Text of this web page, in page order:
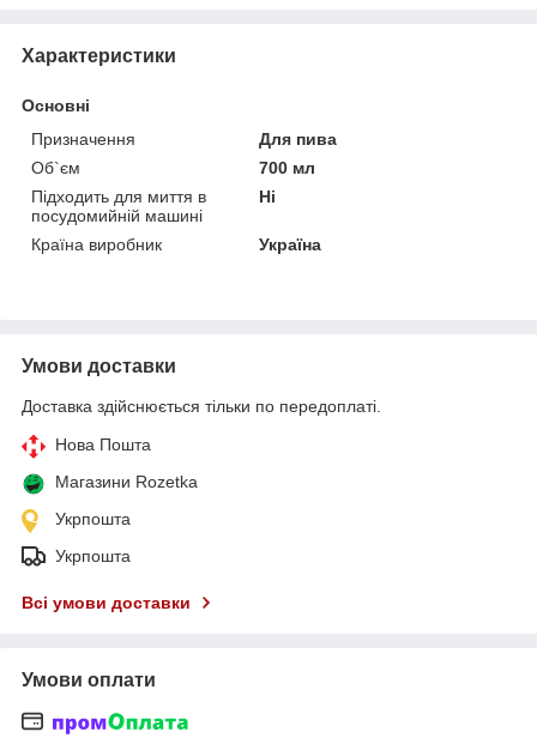
Характеристики
Основні
Призначення
Для пива
Об`єм
700 мл
Підходить для миття в
посудомийній машині
Ні
Країна виробник Україна
Умови доставки
Доставка здійснюється тільки по передоплаті.
Нова Пошта
Магазини Rozetka
Укрпошта
Укрпошта
Всі умови доставки
Умови оплати